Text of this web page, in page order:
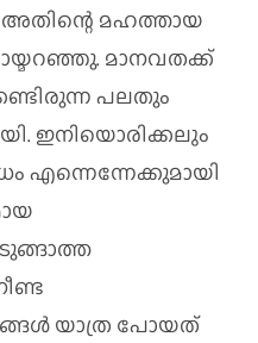
മഹത്തായ
മാനവതക്ക്
പലതും
ഇനിയൊരിക്കലും
എന്നെന്നേക്കുമായി
യാത്ര പോയത്